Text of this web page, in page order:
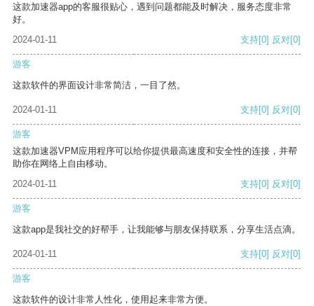
这款加速器app的客服很贴心，遇到问题都能及时解决，服务态度非常
好。
2024-01-11
支持[0] 反对[0]
游客
这款软件的界面设计非常简洁，一目了然。
2024-01-11 支持[0] 反对[0]
游客
这款加速器VPM应用程序可以给你提供最高速度和安全性的连接，并帮
助你在网络上自由移动。
2024-01-11
支持[0] 反对[0]
游客
这款app是我社交的好帮手，让我能够与朋友保持联系，分享生活点滴。
2024-01-11 支持[0] 反对[0]
游客
这款软件的设计非常人性化，使用起来非常方便。